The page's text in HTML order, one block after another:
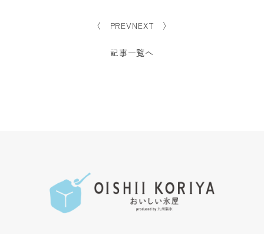
NEXT 〉
〈 PREV
記事一覧へ